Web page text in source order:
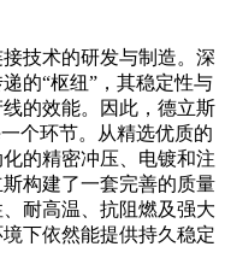
技术的研发与制造。深
的“枢纽”，其稳定性与
的效能。因此，德立斯
个环节。从精选优质的
的精密冲压、电镀和注
构建了一套完善的质量
耐高温、抗阻燃及强大
下依然能提供持久稳定